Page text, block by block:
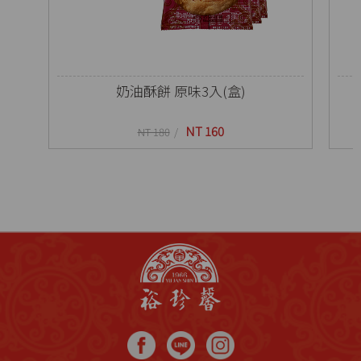
奶油酥餅 原味3入(盒)
NT 180 NT 160